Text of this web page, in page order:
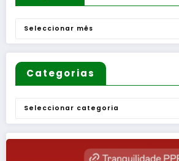
Arquivo
Categorias
Categorias